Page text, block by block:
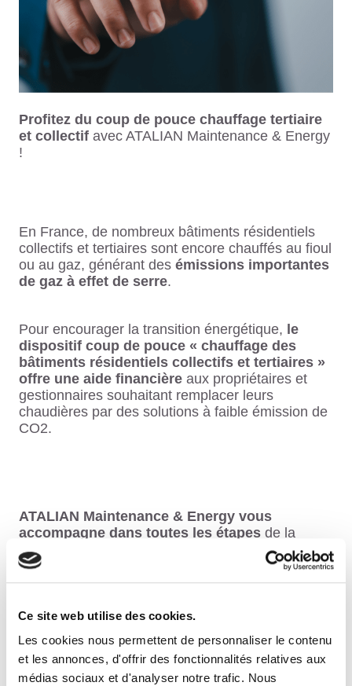
Ce site web utilise des cookies.
Les cookies nous permettent de personnaliser le contenu
et les annonces, d'offrir des fonctionnalités relatives aux
médias sociaux et d'analyser notre trafic. Nous
Profitez du coup de pouce chauffage tertiaire
et collectif avec ATALIAN Maintenance & Energy
!
En France, de nombreux bâtiments résidentiels
collectifs et tertiaires sont encore chauffés au fioul
ou au gaz, générant des émissions importantes
de gaz à effet de serre.
Pour encourager la transition énergétique, le
dispositif coup de pouce « chauffage des
bâtiments résidentiels collectifs et tertiaires »
offre une aide financière aux propriétaires et
gestionnaires souhaitant remplacer leurs
chaudières par des solutions à faible émission de
CO2.
ATALIAN Maintenance & Energy vous
accompagne dans toutes les étapes de la
rénovation énergétique :
Étude
Réalisation des travaux
Montage du dossier des CEE (Certificats
d’Économies d’Énergie).